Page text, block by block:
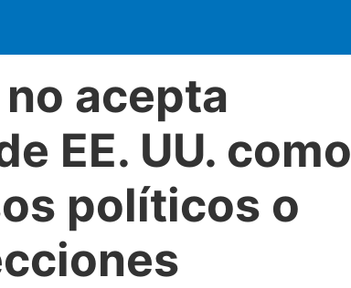
acepta
EE. UU. como
políticos o